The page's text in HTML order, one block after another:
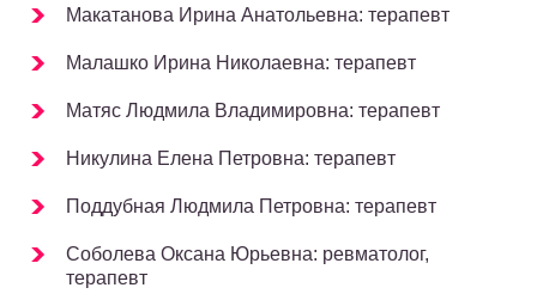
Макатанова Ирина Анатольевна: терапевт
Малашко Ирина Николаевна: терапевт
Матяс Людмила Владимировна: терапевт
Никулина Елена Петровна: терапевт
Поддубная Людмила Петровна: терапевт
Соболева Оксана Юрьевна: ревматолог,
терапевт